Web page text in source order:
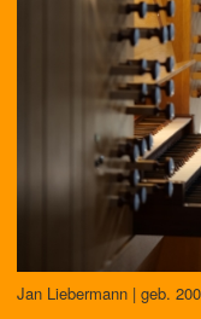
Jan Liebermann | geb.